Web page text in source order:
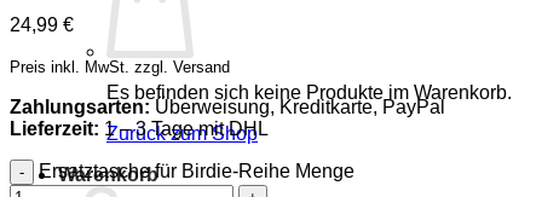
Es befinden sich keine Produkte im Warenkorb.
Zurück zum Shop
Warenkorb
24,99 €
Preis inkl. MwSt. zzgl. Versand
Zahlungsarten: Überweisung, Kreditkarte, PayPal
Lieferzeit: 1 – 3 Tage mit DHL
Ersatztasche für Birdie-Reihe Menge